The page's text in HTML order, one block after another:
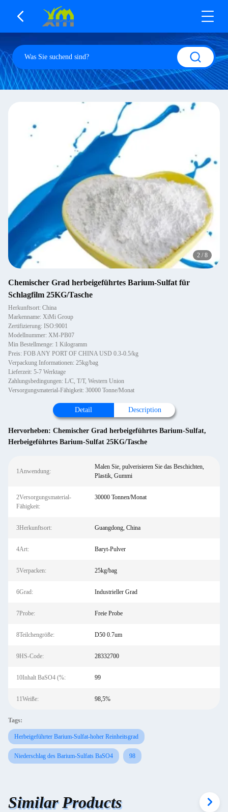
2 / 8
Chemischer Grad herbeigeführtes Barium-Sulfat für
Schlagfilm 25KG/Tasche
Herkunftsort: China
Markenname: XiMi Group
Zertifizierung: ISO:9001
Modellnummer: XM-PB07
Min Bestellmenge: 1 Kilogramm
Preis: FOB ANY PORT OF CHINA USD 0.3-0.5/kg
Verpackung Informationen: 25kg/bag
Lieferzeit: 5-7 Werktage
Zahlungsbedingungen: L/C, T/T, Western Union
Versorgungsmaterial-Fähigkeit: 30000 Tonne/Monat
Detail Description
Hervorheben: Chemischer Grad herbeigeführtes Barium-Sulfat,
Herbeigeführtes Barium-Sulfat 25KG/Tasche
1Anwendung:
Malen Sie, pulverisieren Sie das Beschichten,
Plastik, Gummi
2Versorgungsmaterial-
Fähigkeit:
30000 Tonnen/Monat
3Herkunftsort: Guangdong, China
4Art: Baryt-Pulver
5Verpacken: 25kg/bag
6Grad: Industrieller Grad
7Probe: Freie Probe
8Teilchengröße: D50 0.7um
9HS-Code: 28332700
10Inhalt BaSO4 (%: 99
11Weiße: 98,5%
Tags:
Herbeigeführter Barium-Sulfat-hoher Reinheitsgrad
Niederschlag des Barium-Sulfats BaSO4 98
Similar Products